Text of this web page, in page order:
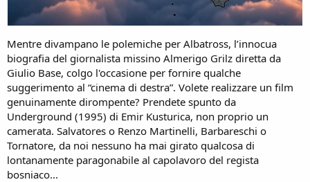
Mentre divampano le polemiche per Albatross, l’innocua
biografia del giornalista missino Almerigo Grilz diretta da
Giulio Base, colgo l'occasione per fornire qualche
suggerimento al “cinema di destra”. Volete realizzare un film
genuinamente dirompente? Prendete spunto da
Underground (1995) di Emir Kusturica, non proprio un
camerata. Salvatores o Renzo Martinelli, Barbareschi o
Tornatore, da noi nessuno ha mai girato qualcosa di
lontanamente paragonabile al capolavoro del regista
bosniaco...